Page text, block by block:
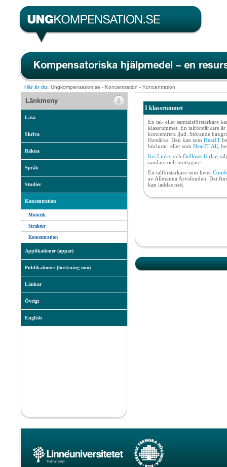
Här är du: Ungkompensation.se - Koncentration - Koncentration
Länkmeny
Läsa
Skriva
Räkna
Språk
Studier
Koncentration
Motorik
Struktur
Koncentration
Applikationer (appar)
Publikationer (forskning mm)
Länkar
Övrigt
English
I klassrummet
En tal- eller samtalsförstärkare
klassrummet. En talförstärkare
koncentrera ljud. Störande
förstärks. Den kan som HearIT
hörlurar, eller som HearIT All,
Iris Linkx och Gullows förlag
sändare och mottagare.
En talförstärkare som heter
av Allmänna Arvsfonden. Det
kan laddas ned.